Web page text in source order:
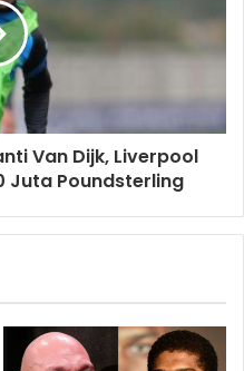
Van Dijk, Liverpool
Juta Poundsterling